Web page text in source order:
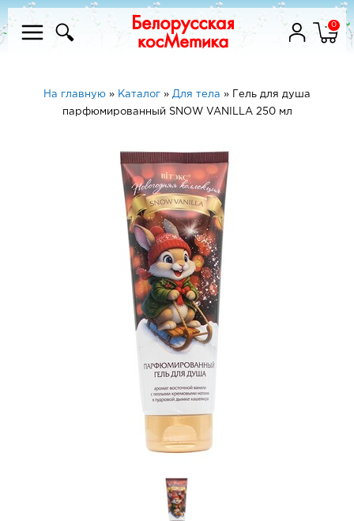
0
На главную » Каталог » Для тела »
Гель для душа
парфюмированный SNOW VANILLA 250 мл